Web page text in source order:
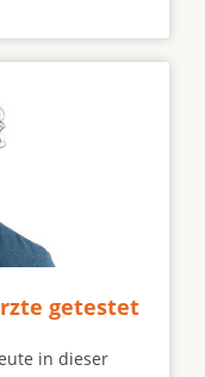
getestet
in dieser